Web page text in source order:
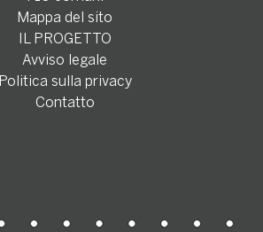
Mappa del sito
IL PROGETTO
Avviso legale
Politica sulla privacy
Contatto